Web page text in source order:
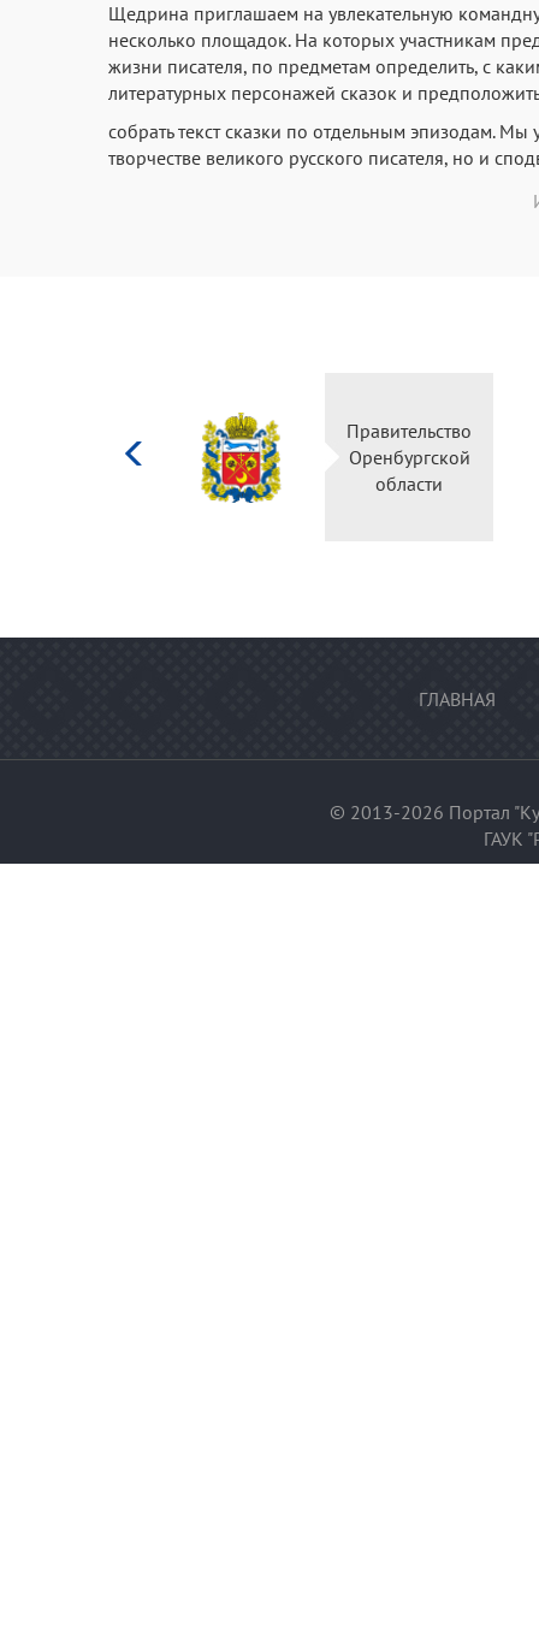
Щедрина приглашаем на увлекательную
несколько площадок. На которых участникам
жизни писателя, по предметам определить, с
литературных персонажей сказок и
собрать текст сказки по отдельным эпизодам.
творчестве великого русского писателя, но и
Правительство
Оренбургской
области
ГЛАВНАЯ
© 2013-2026 Портал
ГАУК